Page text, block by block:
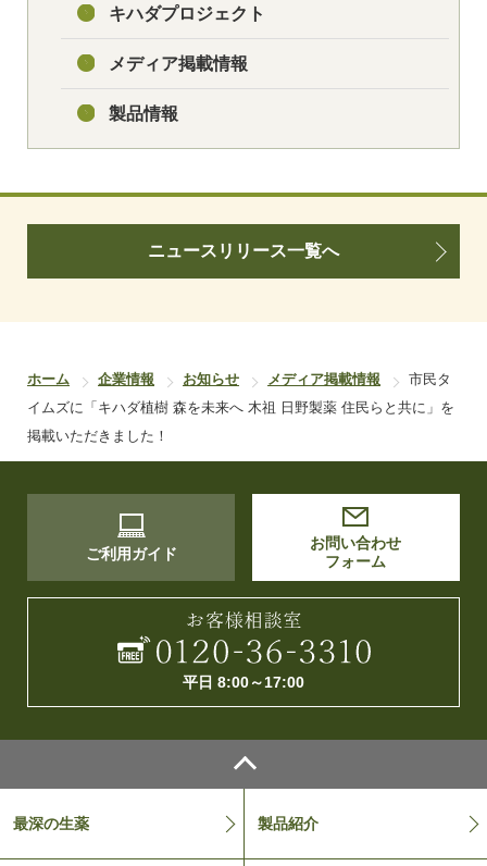
キハダプロジェクト
メディア掲載情報
製品情報
ニュースリリース一覧へ
ホーム 企業情報 お知らせ メディア掲載情報
市民タ
イムズに「キハダ植樹 森を未来へ 木祖 日野製薬 住民らと共に」を
掲載いただきました！
ご利用ガイド
お問い合わせ
フォーム
平日 8:00～17:00
最深の生薬 製品紹介